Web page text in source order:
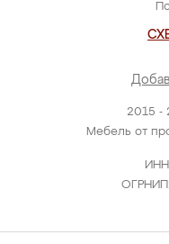
2015 -
Мебель от